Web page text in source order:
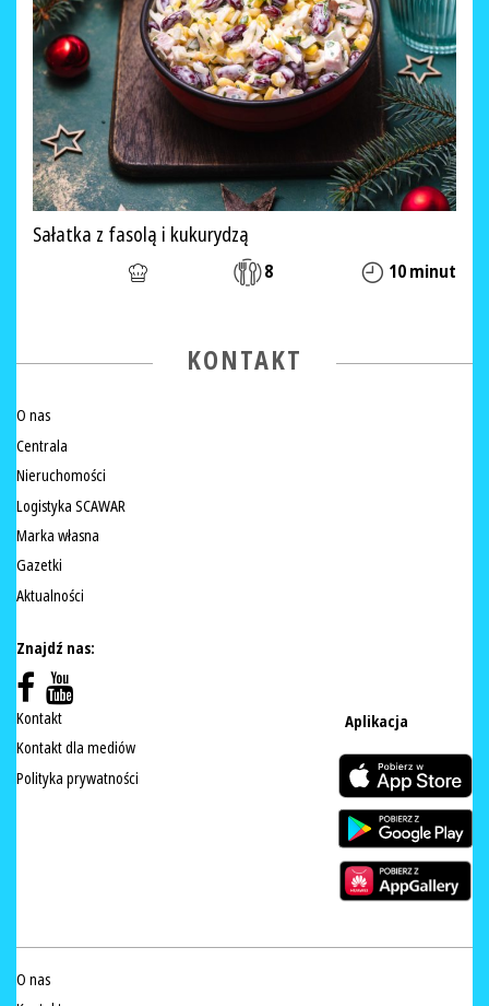
Sałatka z fasolą i kukurydzą
8 10 minut
KONTAKT
O nas
Centrala
Nieruchomości
Logistyka SCAWAR
Marka własna
Gazetki
Aktualności
Znajdź nas:
Kontakt
Kontakt dla mediów
Polityka prywatności
Aplikacja
O nas